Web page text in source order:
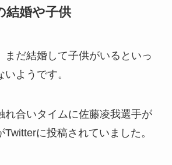
結婚や子供
まだ結婚して子供がいるといっ
ようです。
れ合いタイムに佐藤凌我選手が
に投稿されていました。